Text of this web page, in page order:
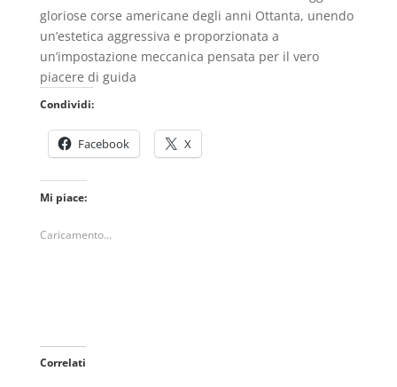
gloriose corse americane degli anni Ottanta, unendo
un’estetica aggressiva e proporzionata a
un’impostazione meccanica pensata per il vero
piacere di guida
Condividi:
Facebook X
Mi piace:
Caricamento...
Correlati